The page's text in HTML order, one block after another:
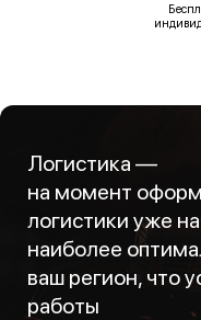
Логистика —
на момент
логистики уже
наиболее
ваш регион, что
работы